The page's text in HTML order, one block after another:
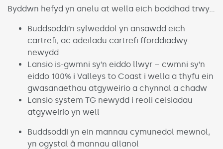
Byddwn hefyd yn anelu at wella eich boddhad trwy…
Buddsoddi’n sylweddol yn ansawdd eich
cartrefi, ac adeiladu cartrefi fforddiadwy
newydd
Lansio is-gwmni sy’n eiddo llwyr – cwmni sy’n
eiddo 100% i Valleys to Coast i wella a thyfu ein
gwasanaethau atgyweirio a chynnal a chadw
Lansio system TG newydd i reoli ceisiadau
atgyweirio yn well
Buddsoddi yn ein mannau cymunedol mewnol,
yn ogystal â mannau allanol